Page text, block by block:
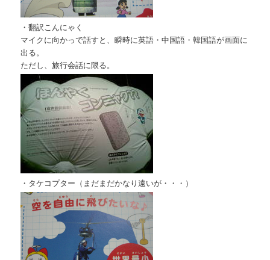
・翻訳こんにゃく
マイクに向かっで話すと、瞬時に英語・中国語・韓国語が画面に
出る。
ただし、旅行会話に限る。
・タケコプター（まだまだかなり遠いが・・・）